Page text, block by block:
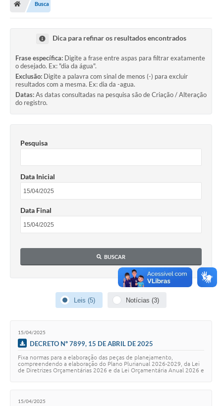
Carta de Serviços
Vagas PAT
Perguntas e Respostas Frequentes
Selo Verde
Compra Direta
Empreendedor
Pesquisa Dificuldades no Licenciamento de Empresas
Incentivos Fiscais
Plano Municipal de Retomada das Aulas Presenciais
Ouvidoria
Uso de Internet e Recursos de Informática
Plano Municipal de Saneamento Básico
Guarda Civil Municipal (GCM)
Arborização urbana
Busca
Dica para refinar os resultados encontrados
Frase específica: Digite a frase entre aspas para filtrar exatamente
o desejado. Ex: "dia da água".
Exclusão: Digite a palavra com sinal de menos (-) para excluir
resultados com a mesma. Ex: dia da -agua.
Datas:As datas consultadas na pesquisa são de Criação / Alteração
do registro.
Pesquisa
Data Inicial
Data Final
BUSCAR
Leis (5) Notícias (3)
15/04/2025
DECRETO Nº 7899, 15 DE ABRIL DE 2025
Fixa normas para a elaboração das peças de planejamento,
compreendendo a elaboração do Plano Plurianual 2026-2029, da Lei
de Diretrizes Orçamentárias 2026 e da Lei Orçamentária Anual 2026 e
15/04/2025